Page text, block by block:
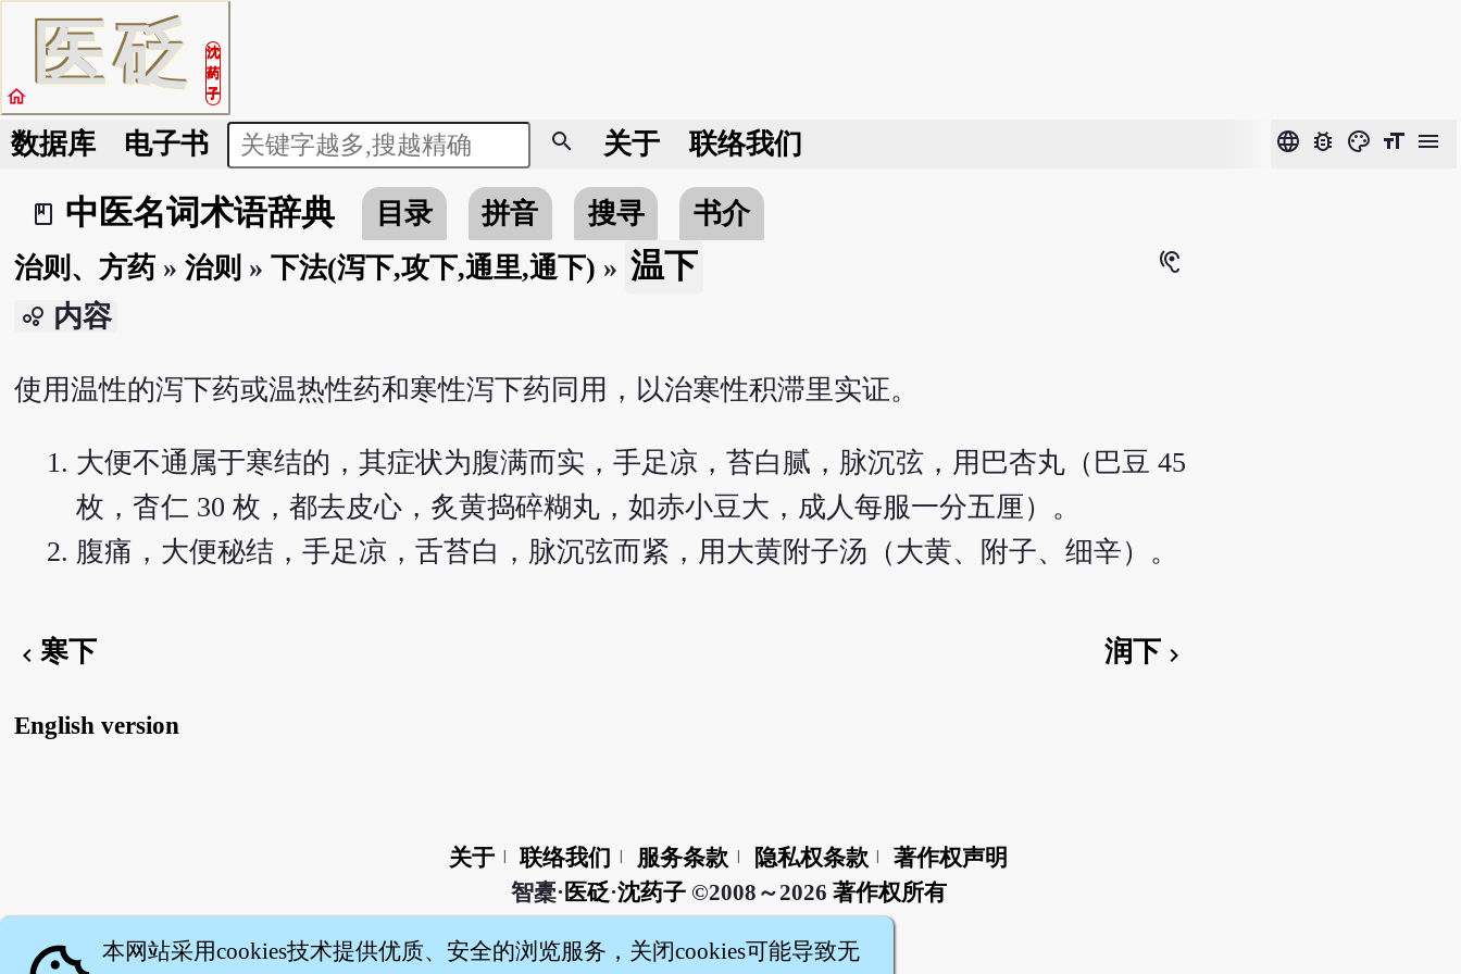
医砭
沈
药
子
home
数据库 电子书 search 关于 联络我们 language bug_report color_lens format_size menu
book_2
中医名词术语辞典 目录 拼音 搜寻
书介
治则、方药» 治则 » 下法(泻下,攻下,通里,通下) » 温下 hearing
bubble_chart 内容
使用温性的泻下药或温热性药和寒性泻下药同用，以治寒性积滞里实证。
大便不通属于寒结的，其症状为腹满而实，手足凉，苔白腻，脉沉弦，用巴杏丸（巴豆 45
枚，杳仁 30 枚，都去皮心，炙黄捣碎糊丸，如赤小豆大，成人每服一分五厘）。
腹痛，大便秘结，手足凉，舌苔白，脉沉弦而紧，用大黄附子汤（大黄、附子、细辛）。
chevron_left 寒下 润下 chevron_right
English version
关于 联络我们 服务条款 隐私权条款
著作权声明
智橐· 医砭·沈药子©2008～2026 著作权所有
本网站采用cookies技术提供优质、安全的浏览服务，关闭cookies可能导致无